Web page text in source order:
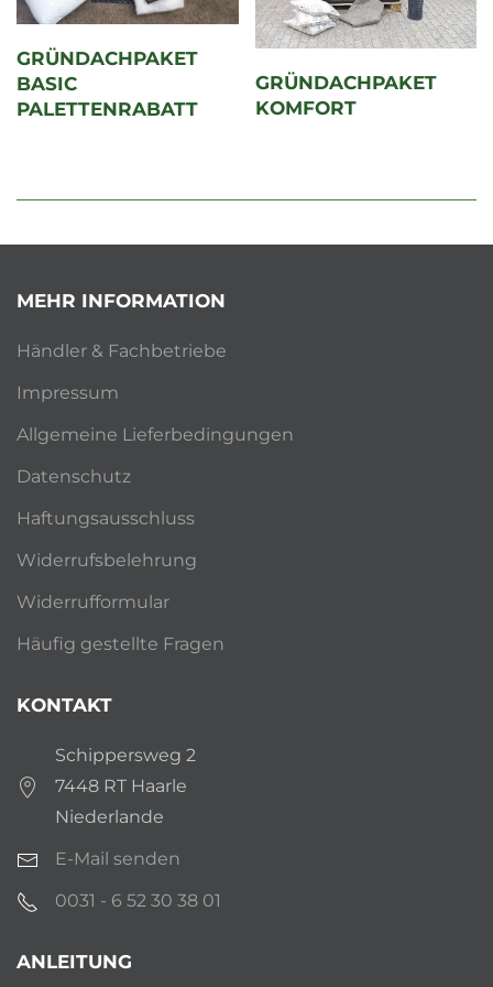
GRÜNDACHPAKET
BASIC
PALETTENRABATT
GRÜNDACHPAKET
KOMFORT
MEHR INFORMATION
Händler & Fachbetriebe
Impressum
Allgemeine Lieferbedingungen
Datenschutz
Haftungsausschluss
Widerrufsbelehrung
Widerrufformular
Häufig gestellte Fragen
KONTAKT
Schippersweg 2
7448 RT Haarle
Niederlande
E-Mail senden
0031 - 6 52 30 38 01
ANLEITUNG